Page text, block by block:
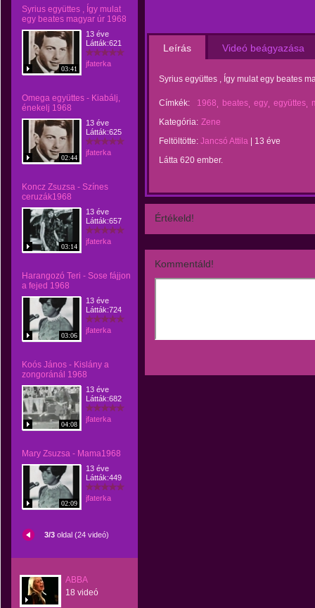
Syrius együttes , Így mulat
egy beates magyar úr 1968
03:41
13 éve
Látták:621
jfaterka
Omega együttes - Kiabálj,
énekelj 1968
02:44
13 éve
Látták:625
jfaterka
Koncz Zsuzsa - Színes
ceruzák1968
03:14
13 éve
Látták:657
jfaterka
Harangozó Teri - Sose fájjon
a fejed 1968
03:06
13 éve
Látták:724
jfaterka
Koós János - Kislány a
zongoránál 1968
04:08
13 éve
Látták:682
jfaterka
Mary Zsuzsa - Mama1968
02:09
13 éve
Látták:449
jfaterka
3/3 oldal (24 videó)
ABBA
18 videó
Leírás Videó beágyazása
Syrius együttes , Így mulat egy beates
Címkék: 1968 beates egy együttes
Kategória: Zene
Feltöltötte: Jancsó Attila
13 éve
Látta 620 ember.
Értékeld!
Kommentáld!